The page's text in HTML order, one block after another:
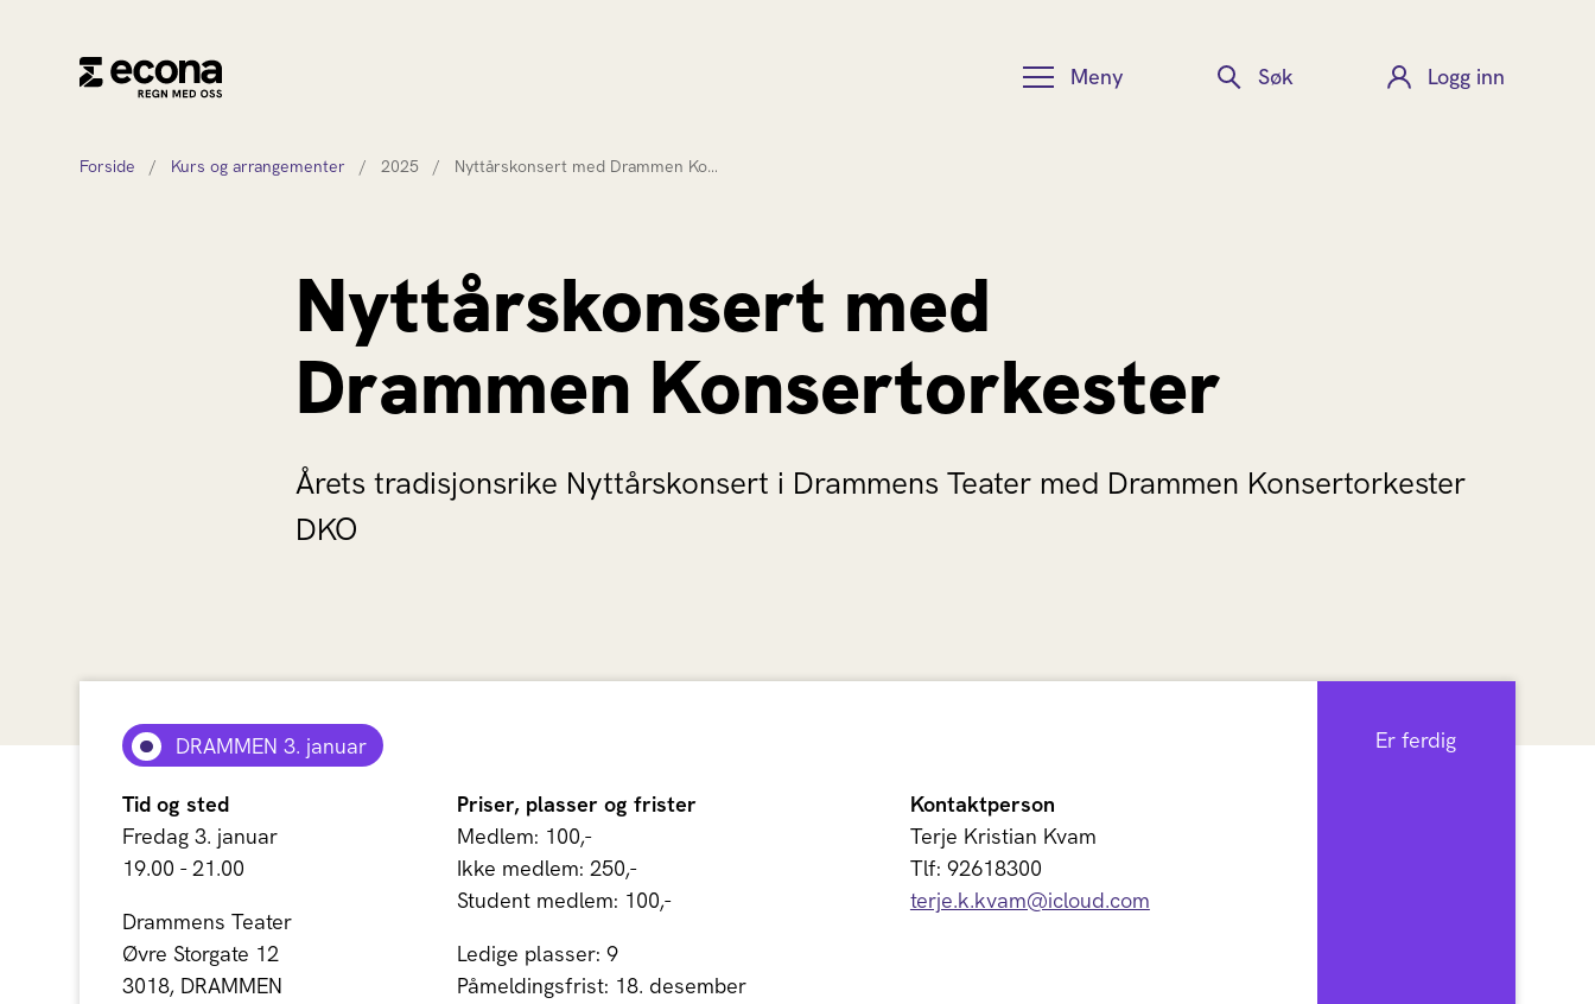
Meny Søk Logg inn
Forside / Kurs og arrangementer / 2025 / Nyttårskonsert med Drammen Ko…
Nyttårskonsert med
Drammen Konsertorkester
Årets tradisjonsrike Nyttårskonsert i Drammens Teater med Drammen Konsertorkester
DKO
DRAMMEN 3. januar
Tid og sted
Fredag 3. januar
19.00 - 21.00
Drammens Teater
Øvre Storgate 12
3018, DRAMMEN
Priser, plasser og frister
Medlem: 100,-
Ikke medlem: 250,-
Student medlem: 100,-
Ledige plasser: 9
Påmeldingsfrist: 18. desember
Kontaktperson
Terje Kristian Kvam
Tlf: 92618300
terje.k.kvam@icloud.com
Er ferdig